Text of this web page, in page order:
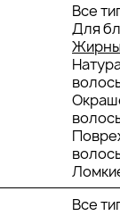
Все
Для
Все